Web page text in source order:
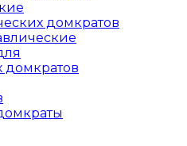
домкратов
домкратов